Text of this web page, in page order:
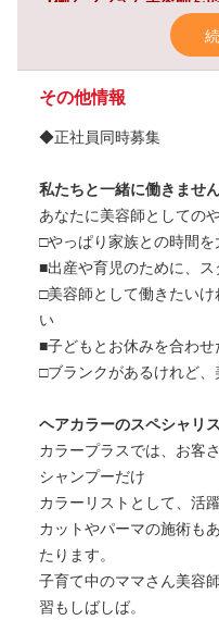
ママさん美容師が安心し
カラーリング専門の美容
週2～4日からOK！
あなたの都合で働けます。
9:00～18:00の中で、ご
午前だけ／午後だけ／フ
嬉しい、従業員特典！
全スタッフが無料でヘア
※お客さまの枠に予約がで
アカラーOKです。
お休みの日に予約をして
ヘアケア用品や美容用品が
ディーラーさんから仕入
能です。
その他情報
◆正社員同時募集
私たちと一緒に働きませ
あなたに美容師としての
□やっぱり家族との時間
■出産や育児のために、
□美容師として働きたい
い
■子どもとお休みを合わ
□ブランクがあるけれど
ヘアカラーのスペシャリ
カラープラスでは、お客
シャンプーだけ
カラーリストとして、活
カットやパーマの施術も
たります。
子育て中のママさん美容
習もしばしば。